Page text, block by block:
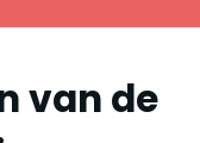
van de